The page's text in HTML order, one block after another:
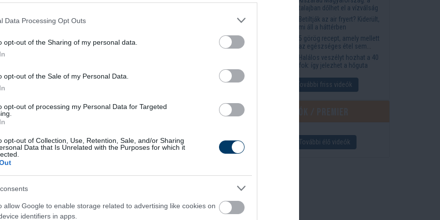
Data Processing Opt Outs
opt-out of the Sharing of my personal data.
opt-out of the Sale of my Personal Data.
opt-out of processing my Personal Data for Targeted
opt-out of Collection, Use, Retention, Sale, and/or Sharing
Data that Is Unrelated with the Purposes for which it
allow Google to enable storage related to advertising like cookies on
identifiers in apps.
karakterek, mint például Jar Jar Binks koncepcióját kritizálták.
és új generációkat vonzott a Star Wars saga világába.
6 h 20 min
For More Than 2
It's The First Sign Of
65 369
Fungus Is A Parasite, And It
Dies From A Drop Of Plain...
345 192 219
megkönnyítik az életet
talajban dőlhet el a vízválság
Betiltják az air fryert? Kiderült,
mi áll a háttérben
5 görög recept, amely mellett
az egészséges étel sem
tűnik lemondásnak
Halálos veszélyt hozhat a 40
fok: így jelezhet a hőguta
További friss videók
További élő videók